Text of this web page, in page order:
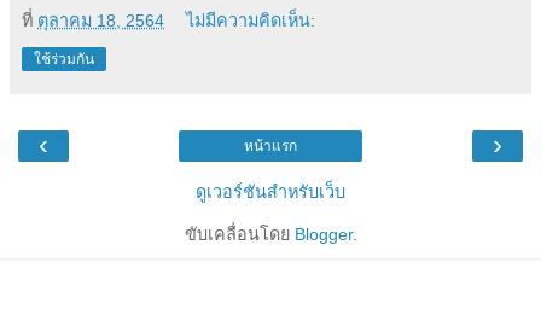
ที่ ตุลาคม 18, 2564 ไม่มีความคิดเห็น:
ใช้ร่วมกัน
‹ ›
หน้าแรก
ดูเวอร์ชันสำหรับเว็บ
ขับเคลื่อนโดย Blogger.